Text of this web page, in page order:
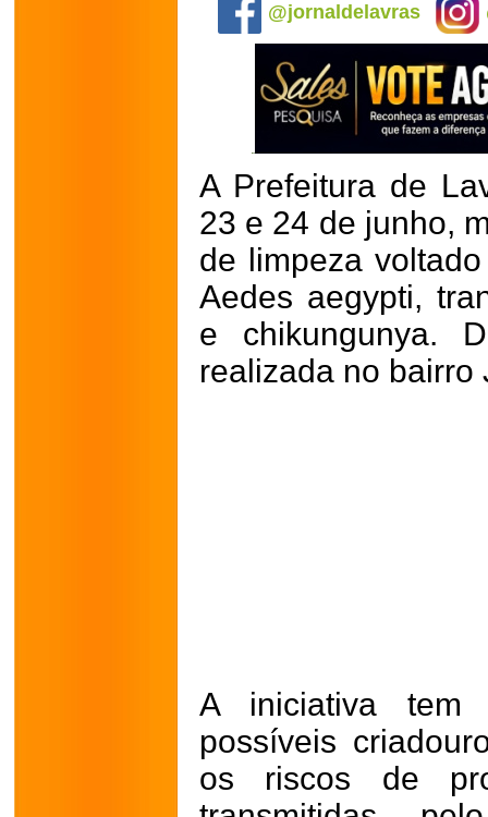
@jornaldelavras
A Prefeitura de
23 e 24 de junho,
de limpeza
Aedes aegypti,
e chikungunya.
realizada no bairro
A iniciativa tem
possíveis
os riscos de